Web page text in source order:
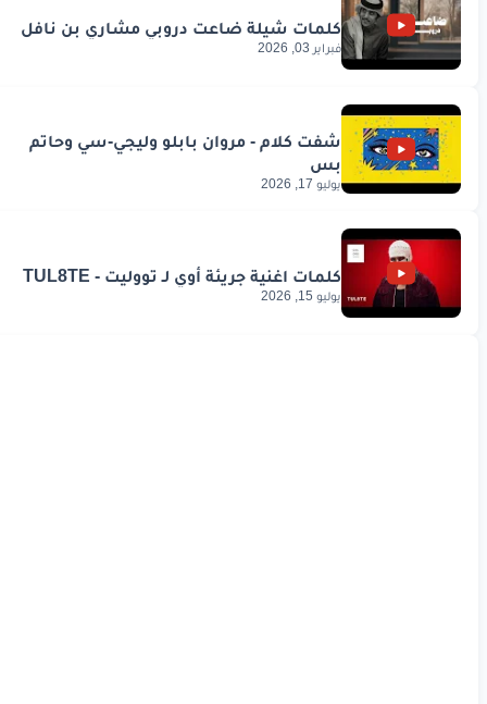
فبراير 03, 2026
يوليو 17, 2026
يوليو 15, 2026